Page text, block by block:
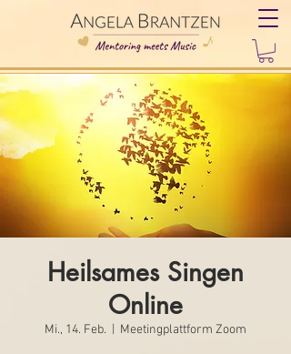
Heilsames Singen
Online
Mi., 14. Feb. Meetingplattform Zoom